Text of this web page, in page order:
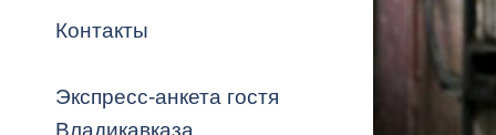
ОРВ и
Оценка
местного
Контакты
Экспресс-анкета гостя
Владикавказа